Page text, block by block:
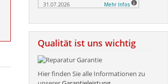
Qualität ist uns wichtig
Hier finden Sie alle Informationen zu